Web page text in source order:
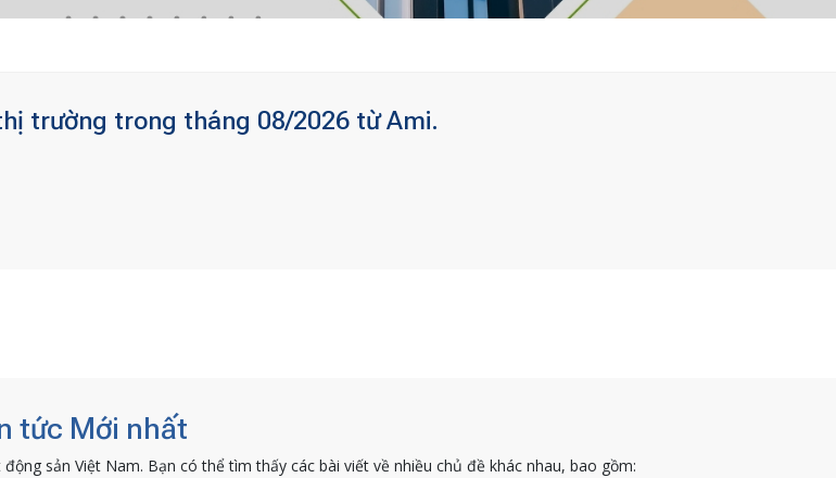
trường trong tháng 08/2026 từ Ami.
tức Mới nhất
sản Việt Nam. Bạn có thể tìm thấy các bài viết về nhiều chủ đề khác nhau, bao gồm: